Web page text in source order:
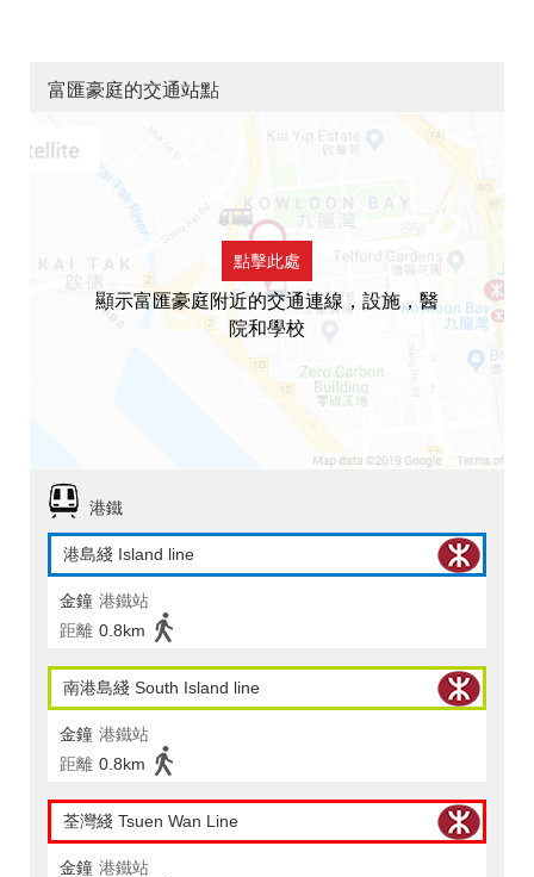
富匯豪庭的交通站點
點擊此處
顯示富匯豪庭附近的交通連線，設施，醫
院和學校
港鐵
港島綫 Island line
金鐘 港鐵站
距離 0.8km
南港島綫 South Island line
金鐘 港鐵站
距離 0.8km
荃灣綫 Tsuen Wan Line
金鐘 港鐵站